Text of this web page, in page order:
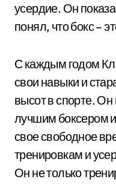
усердие. Он
понял, что бокс –
С каждым годом
свои навыки и
высот в спорте. Он
лучшим боксером
свое свободное
тренировкам и
Он не только